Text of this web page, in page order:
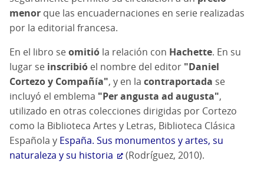
menor que las encuadernaciones en serie realizadas
por la editorial francesa.
En el libro seomitió la relación con Hachette. En su
lugar se inscribió el nombre del editor "Daniel
Cortezo y Compañía", y en la contraportada se
incluyó el emblema "Per angusta ad augusta",
utilizado en otras colecciones dirigidas por Cortezo
como la Biblioteca Artes y Letras, Biblioteca Clásica
Española y España. Sus monumentos y artes, su
naturaleza y su historia
(Rodríguez, 2010).